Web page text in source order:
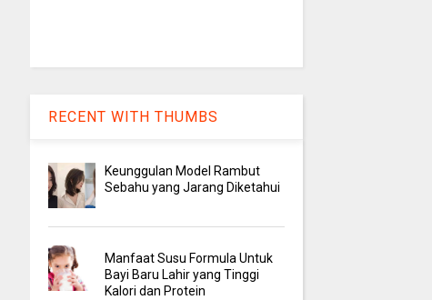
RECENT WITH THUMBS
Keunggulan Model Rambut
Sebahu yang Jarang Diketahui
Manfaat Susu Formula Untuk
Bayi Baru Lahir yang Tinggi
Kalori dan Protein